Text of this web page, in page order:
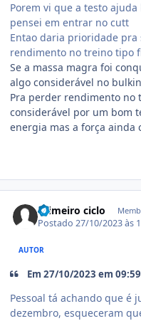
Porem vi que a testo
pensei em entrar no cutt
Entao daria prioridade pra
rendimento no treino tipo
Se a massa magra foi
algo considerável no
Pra perder rendimento no
considerável por um bom
energia mas a força ainda
Primeiro ciclo
Postado27/10/2023 às
AUTOR
Em 27/10/2023 em
Pessoal tá achando que é
dezembro, esqueceram